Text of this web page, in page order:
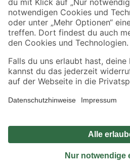
Jetzt die toom-App herunterladen
Alle Preisangaben in EUR inkl. gesetzl. MwSt.. Die
Umständen nicht in allen Märkten verfügbar. Die
Produkte nur solange der Vorrat reicht.
*Paketversand ab 59 € versandkostenfrei, gilt nicht
Privatsphäre
Nutzungsbedingungen
Widerrufsrecht